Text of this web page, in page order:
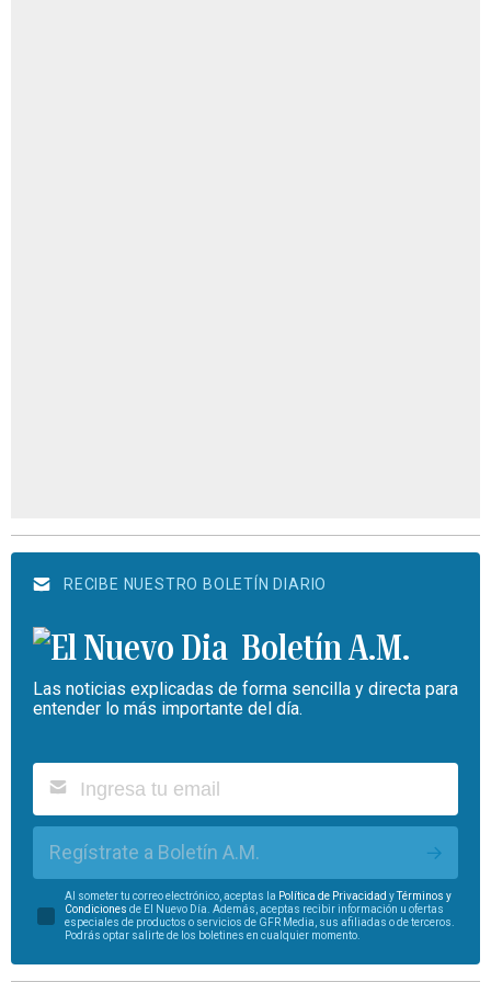
RECIBE NUESTRO BOLETÍN DIARIO
Boletín A.M.
Las noticias explicadas de forma sencilla y directa para
entender lo más importante del día.
Regístrate a Boletín A.M.
Al someter tu correo electrónico, aceptas la Política de Privacidad yTérminos y
Condiciones de El Nuevo Día. Además, aceptas recibir información u ofertas
especiales de productos o servicios de GFR Media, sus afiliadas o de terceros.
Podrás optar salirte de los boletines en cualquier momento.